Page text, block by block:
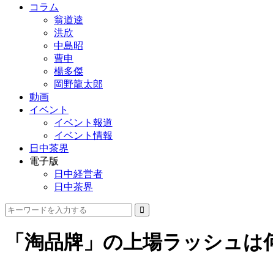
コラム
翁道逵
洪欣
中島昭
曹申
楊多傑
岡野龍太郎
動画
イベント
イベント報道
イベント情報
日中茶界
電子版
日中経営者
日中茶界
「淘品牌」の上場ラッシュ